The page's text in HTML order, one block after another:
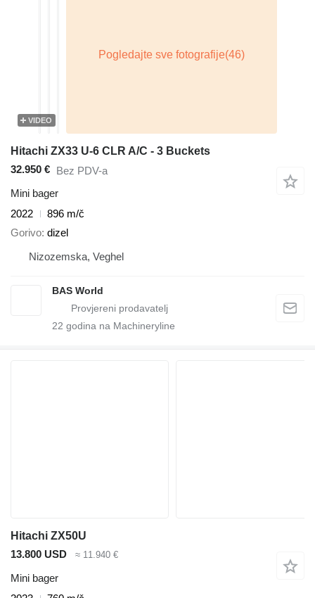
VIDEO
Hitachi ZX33 U-6 CLR A/C - 3 Buckets
32.950 € Bez PDV-a
Mini bager
2022
896 m/č
Gorivo dizel
Nizozemska, Veghel
BAS World
22 godina na Machineryline
Hitachi ZX50U
13.800 USD
≈ 11.940 €
Mini bager